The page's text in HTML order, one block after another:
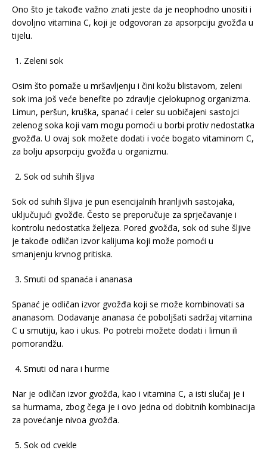
Ono što je takođe važno znati jeste da je neophodno unositi i
dovoljno vitamina C, koji je odgovoran za apsorpciju gvožđa u
tijelu.
Zeleni sok
Osim što pomaže u mršavljenju i čini kožu blistavom, zeleni
sok ima još veće benefite po zdravlje cjelokupnog organizma.
Limun, peršun, kruška, spanać i celer su uobičajeni sastojci
zelenog soka koji vam mogu pomoći u borbi protiv nedostatka
gvožđa. U ovaj sok možete dodati i voće bogato vitaminom C,
za bolju apsorpciju gvožđa u organizmu.
Sok od suhih šljiva
Sok od suhih šljiva je pun esencijalnih hranljivih sastojaka,
uključujući gvožđe. Često se preporučuje za sprječavanje i
kontrolu nedostatka željeza. Pored gvožđa, sok od suhe šljive
je takođe odličan izvor kalijuma koji može pomoći u
smanjenju krvnog pritiska.
Smuti od spanaća i ananasa
Spanać je odličan izvor gvožđa koji se može kombinovati sa
ananasom. Dodavanje ananasa će poboljšati sadržaj vitamina
C u smutiju, kao i ukus. Po potrebi možete dodati i limun ili
pomorandžu.
Smuti od nara i hurme
Nar je odličan izvor gvožđa, kao i vitamina C, a isti slučaj je i
sa hurmama, zbog čega je i ovo jedna od dobitnih kombinacija
za povećanje nivoa gvožđa.
Sok od cvekle